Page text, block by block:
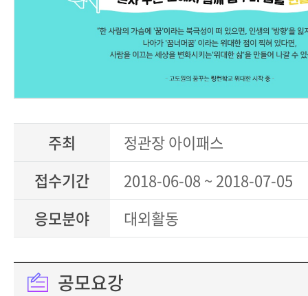
주최
정관장 아이패스
접수기간
2018-06-08 ~ 2018-07-05
응모분야
대외활동
공모요강